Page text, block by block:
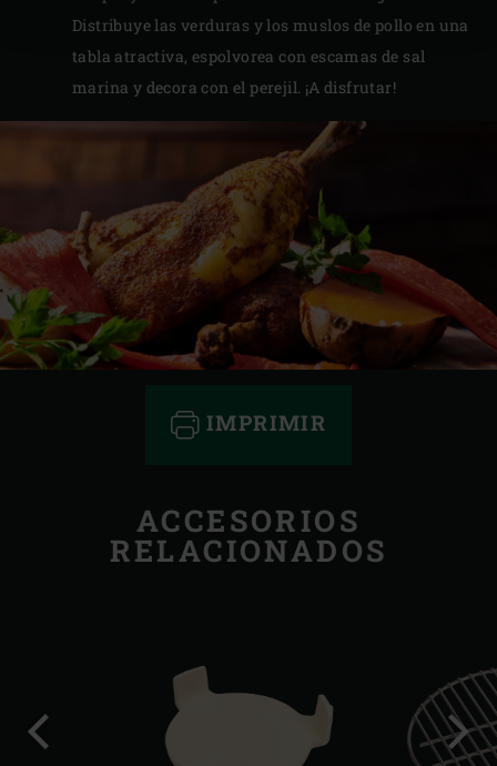
Distribuye las verduras y los muslos de pollo en una
tabla atractiva, espolvorea con escamas de sal
marina y decora con el perejil. ¡A disfrutar!
IMPRIMIR
ACCESORIOS
RELACIONADOS